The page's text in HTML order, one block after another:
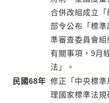
合併改組成立
部令公布「標
準審查委員會
有關事項，9月
法」。
民國68年 修正「中央標
理國家標準法規